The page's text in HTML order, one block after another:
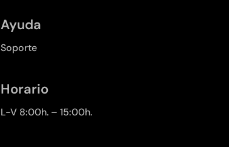
Ayuda
Soporte
Horario
L-V 8:00h. – 15:00h.